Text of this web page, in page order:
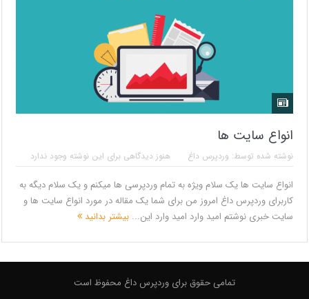
انواع سایت ها
نوشته شده توسط: وردپرس داغ هنوز دیدگاهی برای این نوشته وجود ندارد
انواع سایت ها یک سلام ویژه به تمام وردپرسی ها میکنم و یک سلام دیگه به
کاربرای وردپرس داغ امروز من برای شما یک مقاله در مورد انواع سایت ها و
سایت خبری نوشتم امید وارد امید وارد این... بیشتر بدانید
تمامی حقوق برای وردپرس داغ محفوظ است